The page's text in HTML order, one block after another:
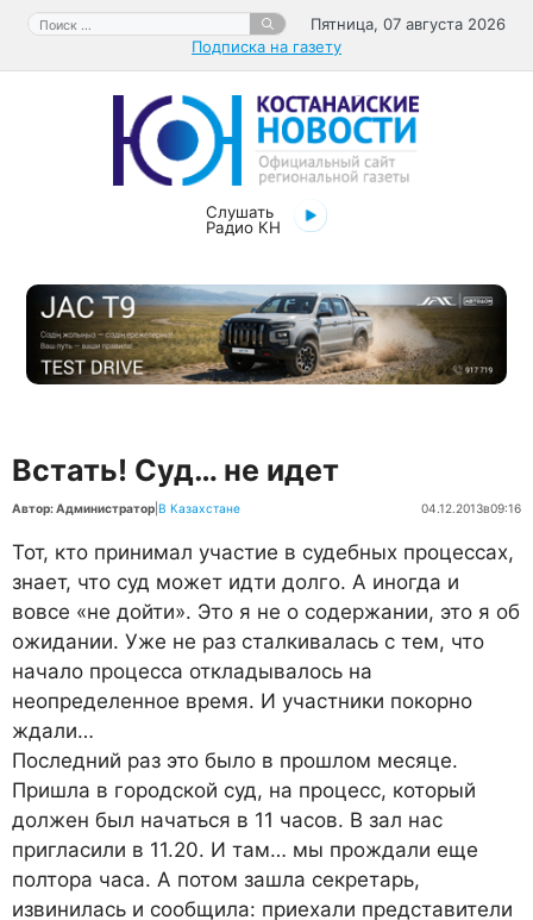
Перейти
содержимому
Поиск:
Пятница, 07 августа 2026
Подписка на газету
Слушать
Радио КН
Встать! Суд… не идет
Автор: Администратор В Казахстане 04.12.2013в09:16
Тот, кто принимал участие в судебных процессах,
знает, что суд может идти долго. А иногда и
вовсе «не дойти». Это я не о содержании, это я об
ожидании. Уже не раз сталкивалась с тем, что
начало процесса откладывалось на
неопределенное время. И участники покорно
ждали…
Последний раз это было в прошлом месяце.
Пришла в городской суд, на процесс, который
должен был начаться в 11 часов. В зал нас
пригласили в 11.20. И там… мы прождали еще
полтора часа. А потом зашла секретарь,
извинилась и сообщила: приехали представители